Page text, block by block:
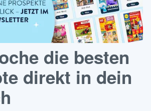
die besten
direkt in dein